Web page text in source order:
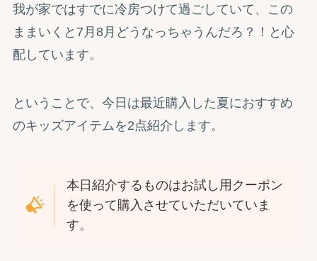
我が家ではすでに冷房つけて過ごしていて、この
ままいくと7月8月どうなっちゃうんだろ？！と心
配しています。
ということで、今日は最近購入した夏におすすめ
のキッズアイテムを2点紹介します。
本日紹介するものはお試し用クーポン
を使って購入させていただいていま
す。